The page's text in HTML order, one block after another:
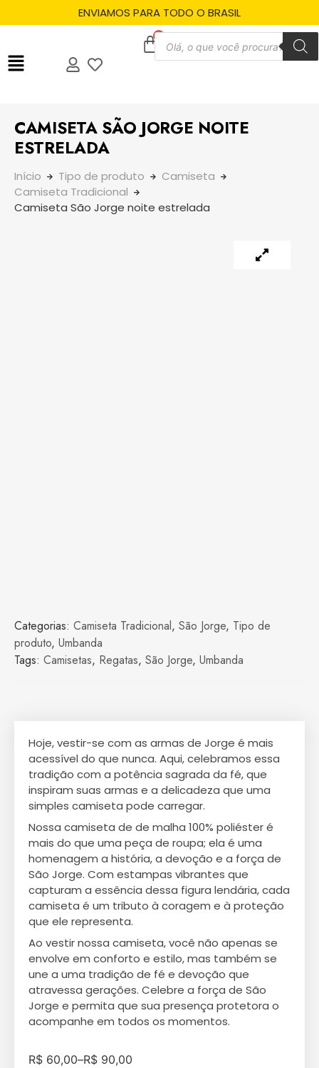
ENVIAMOS PARA TODO O BRASIL
CAMISETA SÃO JORGE NOITE
ESTRELADA
Início Tipo de produto
Camiseta
Camiseta Tradicional
Camiseta São Jorge noite estrelada
Categorias: Camiseta Tradicional, São Jorge, Tipo de
produto, Umbanda
Tags: Camisetas, Regatas, São Jorge, Umbanda
Hoje, vestir-se com as armas de Jorge é mais
acessível do que nunca. Aqui, celebramos essa
tradição com a potência sagrada da fé, que
inspiram suas armas e a delicadeza que uma
simples camiseta pode carregar.
Nossa camiseta de de malha 100% poliéster é
mais do que uma peça de roupa; ela é uma
homenagem a história, a devoção e a força de
São Jorge. Com estampas vibrantes que
capturam a essência dessa figura lendária, cada
camiseta é um tributo à coragem e à proteção
que ele representa.
Ao vestir nossa camiseta, você não apenas se
envolve em conforto e estilo, mas também se
une a uma tradição de fé e devoção que
atravessa gerações. Celebre a força de São
Jorge e permita que sua presença protetora o
acompanhe em todos os momentos.
R$ 60,00–R$ 90,00